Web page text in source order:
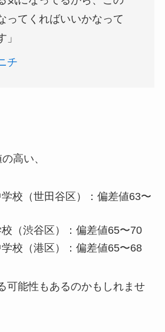
ってくればいいかなって
」
チ
高い、
校（世田谷区）：偏差値63〜
（渋谷区）：偏差値65〜70
校（港区）：偏差値65〜68
可能性もあるのかもしれませ